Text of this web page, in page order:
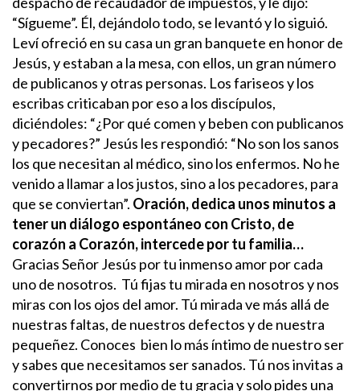
“Sígueme”. Él, dejándolo todo, se levantó y lo siguió.
Leví ofreció en su casa un gran banquete en honor de
Jesús, y estaban a la mesa, con ellos, un gran número
de publicanos y otras personas. Los fariseos y los
escribas criticaban por eso a los discípulos,
diciéndoles: “¿Por qué comen y beben con publicanos
y pecadores?” Jesús les respondió: “No son los sanos
los que necesitan al médico, sino los enfermos. No he
venido a llamar a los justos, sino a los pecadores, para
que se conviertan”. Oración, dedica unos minutos a
tener un diálogo espontáneo con Cristo, de
corazón a Corazón, intercede por tu familia…
Gracias Señor Jesús por tu inmenso amor por cada
uno de nosotros. Tú fijas tu mirada en nosotros y nos
miras con los ojos del amor. Tú mirada ve más allá de
nuestras faltas, de nuestros defectos y de nuestra
pequeñez. Conoces bien lo más íntimo de nuestro ser
y sabes que necesitamos ser sanados. Tú nos invitas a
convertirnos por medio de tu gracia y solo pides una